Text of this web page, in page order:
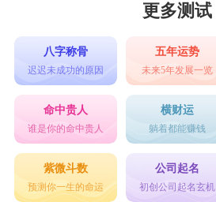
更多测试
八字称骨
迟迟未成功的原因
五年运势
未来5年发展一览
命中贵人
谁是你的命中贵人
横财运
躺着都能赚钱
紫微斗数
预测你一生的命运
公司起名
初创公司起名玄机